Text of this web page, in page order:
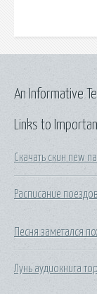
Links to
Скачать скин new
Расписание
Песня заметался
Лунь аудиокнига
An Informative